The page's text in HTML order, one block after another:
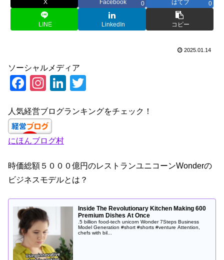
X Facebook 0 はてブ 0
LINE LinkedIn コピー
2025.01.14
ソーシャルメディア
F
c
e
b
o
o
k
In
a
gr
a
m
Li
k
n
tt
人気経営ブログランキングをチェック！
にほんブログ村
時価総額５０００億円のレストランユニコーンWonderの
ビジネスモデルとは？
Inside The Revolutionary Kitchen Making 600
Premium Dishes At Once
.5 billion food-tech unicorn Wonder 7Steps Business
Model Generation #short #shorts #venture Attention,
chefs with bil...